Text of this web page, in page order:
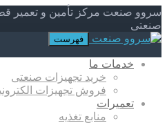
سروو صنعت مرکز تأمین و تعمیر
صنعتی
فهرست
خدمات ما
خرید تجهیزات صنعتی
فروش تجهیزات
تعمیرات
منابع تغذیه